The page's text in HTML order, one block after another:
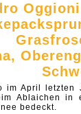
im April letzten
Ablaichen
bedeckt.